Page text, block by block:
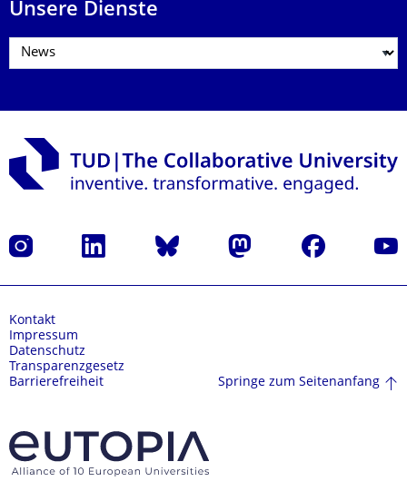
Unsere Dienste
Instagram LinkedIn Bluesky Mastodon Facebook
Kontakt
Impressum
Datenschutz
Transparenzgesetz
Barrierefreiheit
Springe zum Seitenanfang